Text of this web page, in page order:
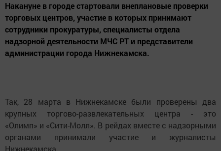
Накануне в городе стартовали внеплановые проверки
торговых центров, участие в которых принимают
сотрудники прокуратуры, специалисты отдела
надзорной деятельности МЧС РТ и представители
администрации города Нижнекамска.
Так, 28 марта в Нижнекамске были проверены два
крупных торгово-развлекательных центра - это
«Олимп» и «Сити-Молл». В рейдах вместе с надзорными
органами принимали участие и журналисты